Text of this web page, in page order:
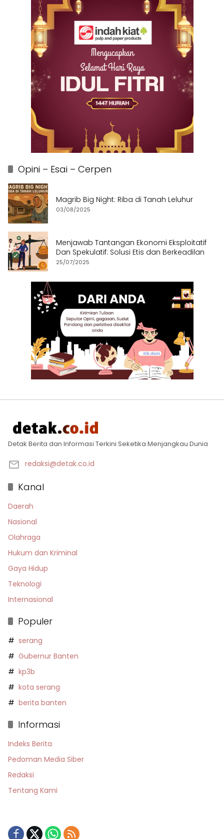
Opini – Esai – Cerpen
Magrib Big Night: Riba di Tanah Leluhur
03/08/2025
Menjawab Tantangan Ekonomi Eksploitatif
Dan Spekulatif: Solusi Etis dan Berkeadilan
25/07/2025
Detak Berita dan Informasi Terkini Seketika Menjangkau Dunia
redaksi@detak.co.id
Kanal
Daerah
Nasional
Olahraga
Hukum dan Kriminal
Gaya Hidup
Teknologi
Internasional
Populer
serang
Gubernur Banten
kp3b
kota serang
berita banten
Informasi
Indeks Berita
Pedoman Media Siber
Redaksi
Tentang Kami